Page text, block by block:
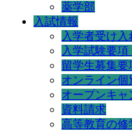
薬学部
入試情報
入学者受け
入学試験要
留学生募集要
オンライン個
オープンキャ
資料請求
高等教育の修